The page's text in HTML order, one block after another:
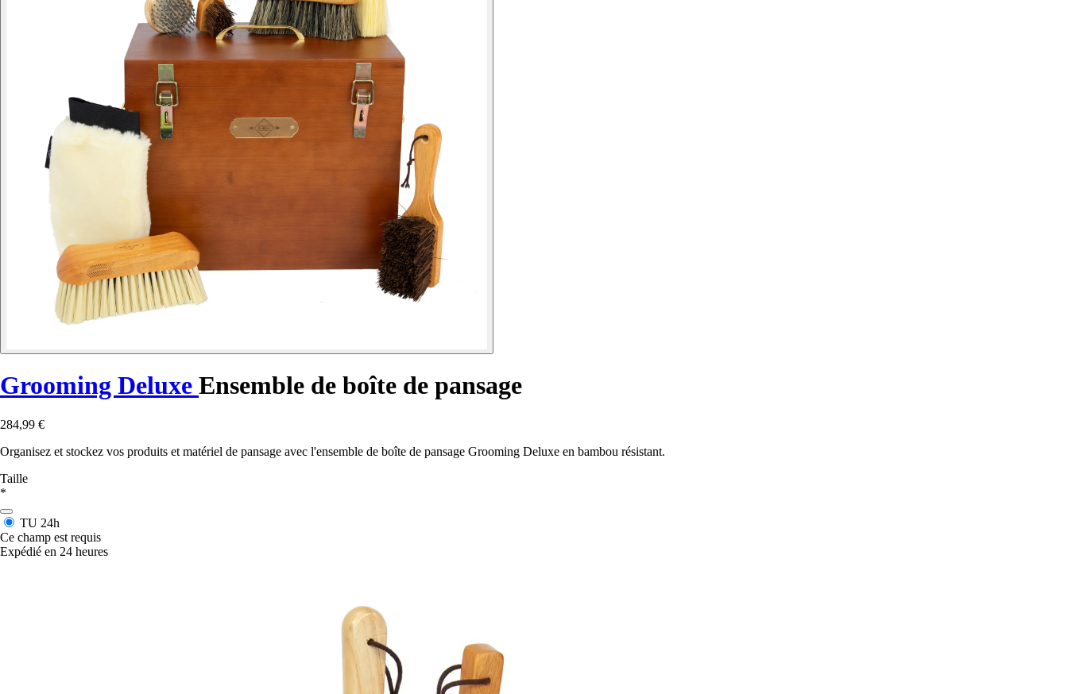
Grooming Deluxe Ensemble de boîte de pansage
284,99 €
Organisez et stockez vos produits et matériel de pansage avec l'ensemble de boîte de pansage Grooming Deluxe en bambou résistant.
Taille
*
TU 24h
Ce champ est requis
Expédié en 24 heures